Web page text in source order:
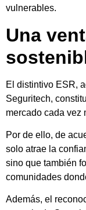
vulnerables.
Una
El distintivo ESR,
Seguritech,
mercado cada vez
Por de ello, de
solo atrae la
sino que también
comunidades
Además, el